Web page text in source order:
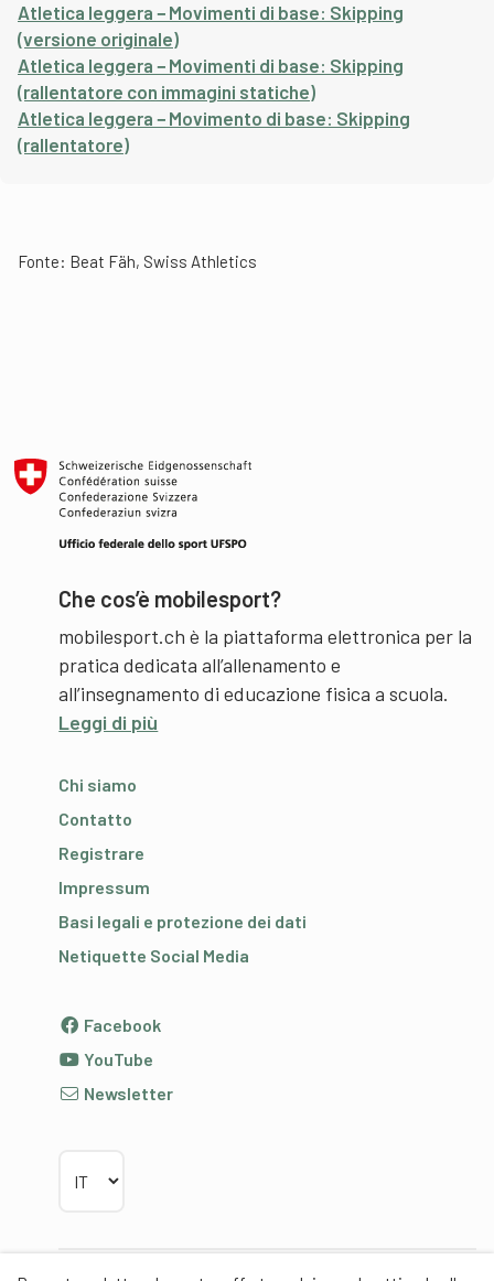
Atletica leggera − Movimenti di base: Skipping
(versione originale)
Atletica leggera − Movimenti di base: Skipping
(rallentatore con immagini statiche)
Atletica leggera − Movimento di base: Skipping
(rallentatore)
Fonte: Beat Fäh, Swiss Athletics
Che cos’è mobilesport?
mobilesport.ch è la piattaforma elettronica per la
pratica dedicata all’allenamento e
all’insegnamento di educazione fisica a scuola.
Leggi di più
Chi siamo
Contatto
Registrare
Impressum
Basi legali e protezione dei dati
Netiquette Social Media
Facebook
YouTube
Newsletter